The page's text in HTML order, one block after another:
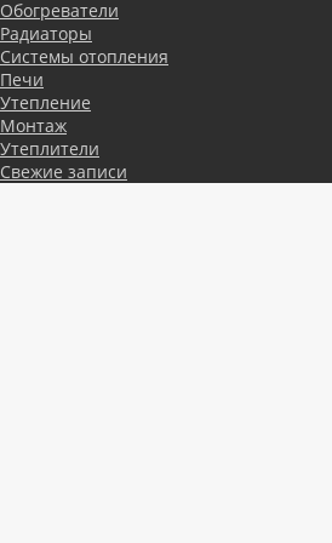
Обогреватели
Радиаторы
Системы отопления
Печи
Утепление
Монтаж
Утеплители
Свежие записи